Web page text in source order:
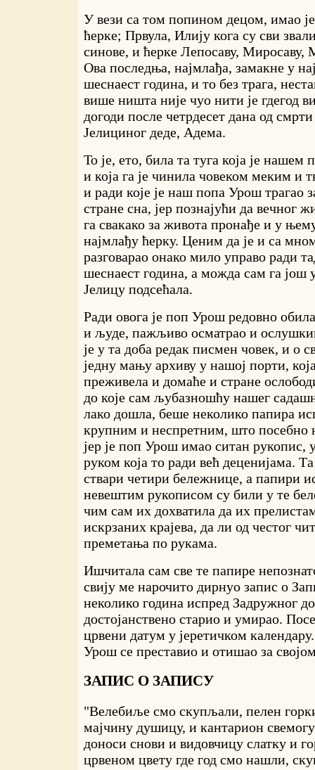
У вези са том попином децом, имао
ћерке; Првула, Илију кога су сви
синове, и ћерке Лепосаву, Миросаву,
Ова последња, најмлађа, замакне у
шеснаест година, и то без трага,
више ништа није чуо нити је гдегод
догоди после четрдесет дана од
Јелициног деде, Адема.
То је, ето, била та туга која је нашем
и која га је чинила човеком меким и
и ради које је наш попа Урош трагао
стране сна, јер познајући да вечног
га свакако за живота пронађе и у
најмлађу ћерку. Ценим да је и са
разговарао онако мило управо ради
шеснаест година, а можда сам га још
Јелицу подсећала.
Ради овога је поп Урош редовно
и људе, пажљиво осматрао и
је у та доба редак писмен човек, и о
једну мању архиву у нашој порти,
преживела и домаће и стране
до које сам љубазношћу нашег
лако дошла, беше неколико папира
крупним и неспретним, што посебно
јер је поп Урош имао ситан рукопис,
руком која то ради већ деценијама.
ствари четири бележнице, а папири
невештим рукописом су били у те
чим сам их дохватила да их
искрзаних крајева, да ли од честог
преметања по рукама.
Ишчитала сам све те папире
свију ме нарочито дирнуо запис о
неколико година испред Задружног
достојанствено старио и умирао.
црвени датум у јеретичком
Урош се преставио и отишао за
ЗАПИС О ЗАПИСУ
"Велебиље смо скупљали, пелен
мајчину душицу, и кантарион
доноси снови и видовчицу слатку и
црвеном цвету где год смо нашли,